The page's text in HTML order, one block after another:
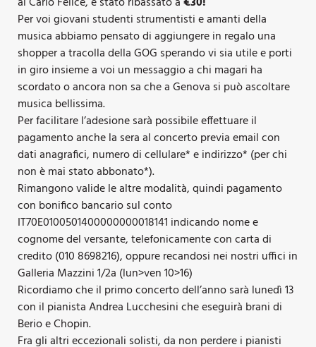
Per voi giovani studenti strumentisti e amanti della
musica abbiamo pensato di aggiungere in regalo una
shopper a tracolla della GOG sperando vi sia utile e porti
in giro insieme a voi un messaggio a chi magari ha
scordato o ancora non sa che a Genova si può ascoltare
musica bellissima.
Per facilitare l’adesione sarà possibile effettuare il
pagamento anche la sera al concerto previa email con
dati anagrafici, numero di cellulare* e indirizzo* (per chi
non è mai stato abbonato*).
Rimangono valide le altre modalità, quindi pagamento
con bonifico bancario sul conto
IT70E0100501400000000018141 indicando nome e
cognome del versante, telefonicamente con carta di
credito (010 8698216), oppure recandosi nei nostri uffici in
Galleria Mazzini 1/2a (lun>ven 10>16)
Ricordiamo che il primo concerto dell’anno sarà lunedì 13
con il pianista Andrea Lucchesini che eseguirà brani di
Berio e Chopin.
Fra gli altri eccezionali solisti, da non perdere i pianisti